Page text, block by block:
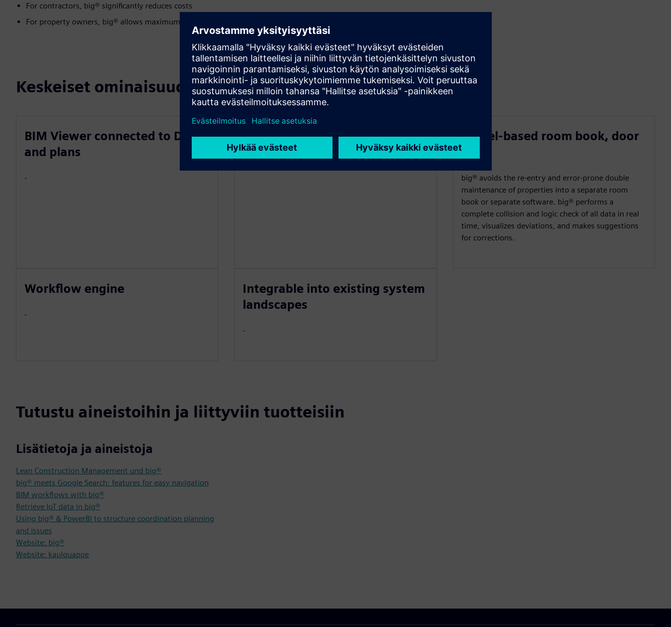
For contractors, big® significantly reduces costs
For property owners, big® allows maximum automation in all operating processes
Keskeiset ominaisuudet
BIM Viewer connected to Data
and plans
-
Document management
-
Model-based room book, door
list
big® avoids the re-entry and error-prone double
maintenance of properties into a separate room
book or separate software. big® performs a
complete collision and logic check of all data in real
time, visualizes deviations, and makes suggestions
for corrections.
Workflow engine
-
Integrable into existing system
landscapes
-
Tutustu aineistoihin ja liittyviin tuotteisiin
Lisätietoja ja aineistoja
Lean Construction Management und big®
big® meets Google Search: features for easy navigation
BIM workflows with big®
Retrieve IoT data in big®
Using big® & PowerBI to structure coordination planning
and issues
Website: big®
Website: kaulquappe